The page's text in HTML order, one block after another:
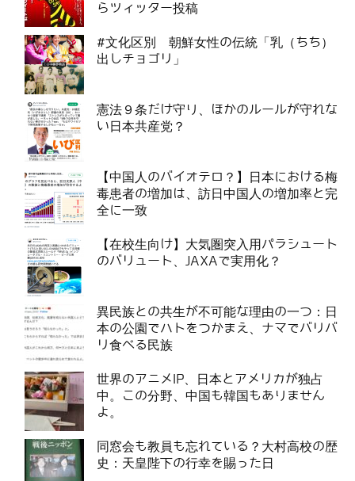
らツィッター投稿
#文化区別 朝鮮女性の伝統「乳（ちち）
出しチョゴリ」
憲法９条だけ守り、ほかのルールが守れな
い日本共産党？
【中国人のバイオテロ？】日本における梅
毒患者の増加は、訪日中国人の増加率と完
全に一致
【在校生向け】大気圏突入用パラシュート
のバリュート、JAXAで実用化？
異民族との共生が不可能な理由の一つ：日
本の公園でハトをつかまえ、ナマでバリバ
リ食べる民族
世界のアニメIP、日本とアメリカが独占
中。この分野、中国も韓国もありません
よ。
同窓会も教員も忘れている？大村高校の歴
史：天皇陛下の行幸を賜った日